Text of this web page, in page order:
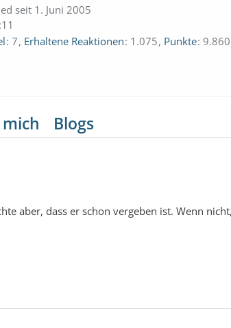
seit 1. Juni 2005
7 Erhaltene Reaktionen 1.075 Punkte 9.860
Blogs
aber, dass er schon vergeben ist. Wenn